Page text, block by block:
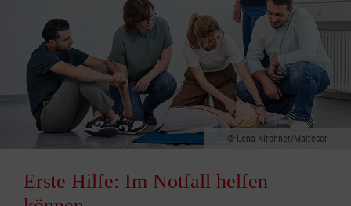
Lena Kirchner/Malteser
Erste Hilfe: Im Notfall helfen